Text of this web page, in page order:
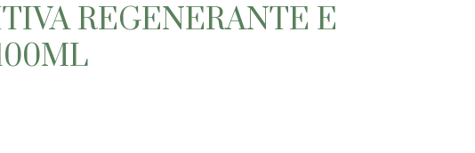
REGENERANTE E